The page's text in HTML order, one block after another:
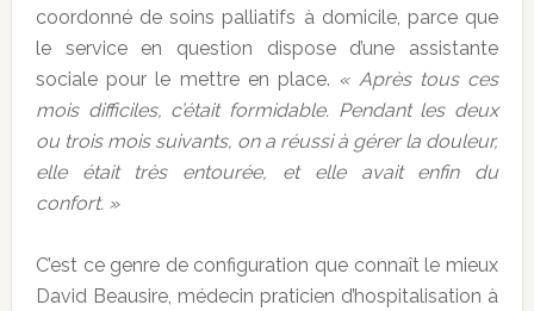
coordonné de soins palliatifs à domicile, parce que
le service en question dispose d’une assistante
sociale pour le mettre en place. « Après tous ces
mois difficiles, c’était formidable. Pendant les deux
ou trois mois suivants, on a réussi à gérer la douleur,
elle était très entourée, et elle avait enfin du
confort. »
C’est ce genre de configuration que connaît le mieux
David Beausire, médecin praticien d’hospitalisation à